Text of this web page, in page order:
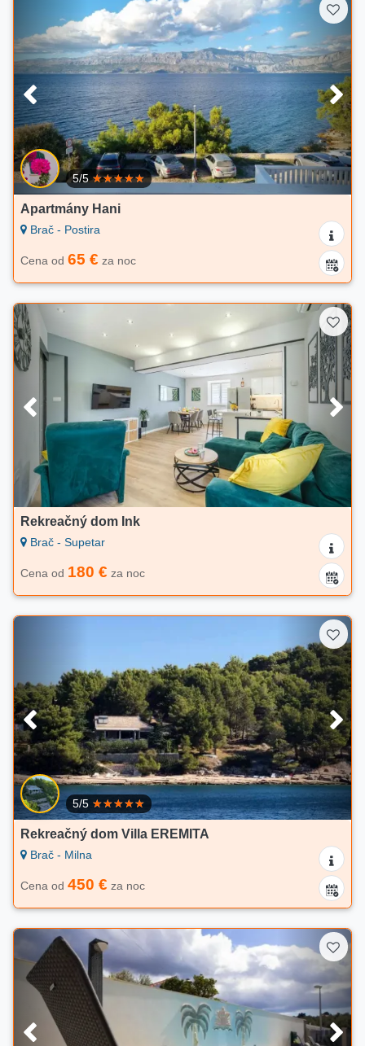
5/5
Apartmány Hani
Brač - Postira
Cena od 65 € za noc
Rekreačný dom Ink
Brač - Supetar
Cena od 180 € za noc
5/5
Rekreačný dom Villa EREMITA
Brač - Milna
Cena od 450 € za noc